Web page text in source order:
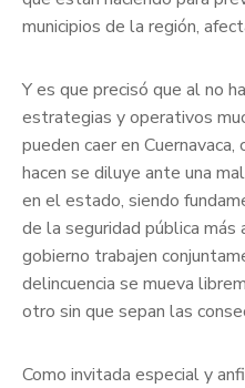
municipios de la región,
Y es que precisó que al no
estrategias y operativos
pueden caer en
hacen se diluye ante una
en el estado, siendo
de la seguridad pública
gobierno trabajen
delincuencia se mueva
otro sin que sepan las
Como invitada especial y